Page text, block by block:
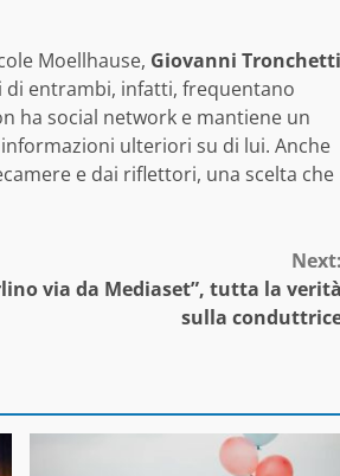
Moellhause, Giovanni Tronchetti
entrambi, infatti, frequentano
ha social network e mantiene un
ulteriori su di lui. Anche
e dai riflettori, una scelta che
via da Mediaset”, tutta la
sulla